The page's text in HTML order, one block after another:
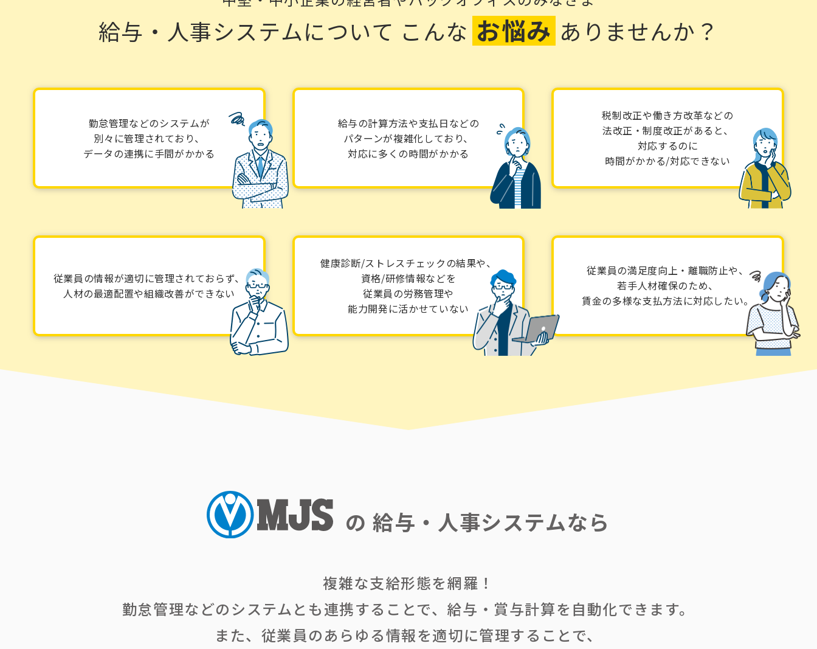
給与・人事システムについて こんな お悩み ありませんか？
勤怠管理などのシステムが
別々に管理されており、
データの連携に手間がかかる
給与の計算方法や支払日などの
パターンが複雑化しており、
対応に多くの時間がかかる
税制改正や働き方改革などの
法改正・制度改正があると、
対応するのに
時間がかかる/対応できない
従業員の情報が適切に管理されておらず、
人材の最適配置や組織改善ができない
健康診断/ストレスチェックの結果や、
資格/研修情報などを
従業員の労務管理や
能力開発に活かせていない
従業員の満足度向上・離職防止や、
若手人材確保のため、
賃金の多様な支払方法に対応したい。
の給与・人事システムなら
複雑な支給形態を網羅！
勤怠管理などのシステムとも連携することで、給与・賞与計算を自動化できます。
また、従業員のあらゆる情報を適切に管理することで、